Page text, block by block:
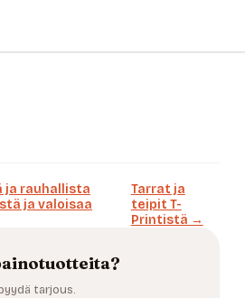
ja rauhallista
ja valoisaa
Tarrat ja
teipit T-
Printistä →
tarjous.